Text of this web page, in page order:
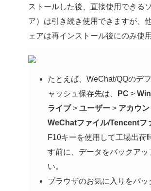
ストールした後、直接使用できる
ア）は引き続き使用できますが、
ェアは再インストール後にのみ使
たとえば、WeChat/QQのデ
ャッシュ保存先は、
PC >
ライブ>ユーザー > アカウン
WeChatファイル/Tencentフ
F10キーを使用して工場出荷
す前に、データをバックアッ
い。
ブラウザのお気に入りをバッ